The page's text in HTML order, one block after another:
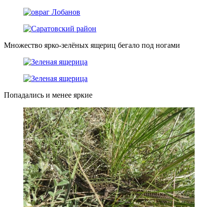
Множество ярко-зелёных ящериц бегало под ногами
Попадались и менее яркие